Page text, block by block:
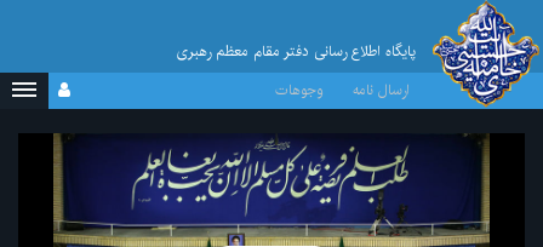
پایگاه اطلاع رسانی دفتر مقام معظم رهبری
ارسال نامه
وجوهات